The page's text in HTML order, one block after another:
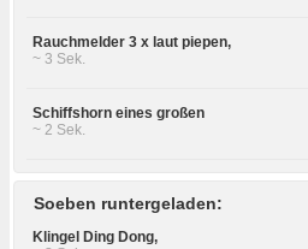
Rauchmelder 3 x laut piepen,
~ 3 Sek.
Schiffshorn eines großen
~ 2 Sek.
Soeben runtergeladen:
Klingel Ding Dong,